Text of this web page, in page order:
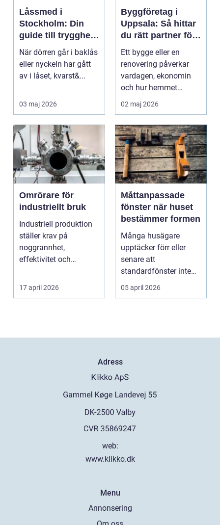
Låssmed i
Stockholm: Din
guide till trygghet
och säkerhet
När dörren går i baklås
eller nyckeln har gått
av i låset, kvarst&...
03 maj 2026
Byggföretag i
Uppsala: Så hittar
du rätt partner för
ditt projekt
Ett bygge eller en
renovering påverkar
vardagen, ekonomin
och hur hemmet
fungerar under l&arin...
02 maj 2026
Omrörare för
industriellt bruk
Industriell produktion
ställer krav på
noggrannhet,
effektivitet och
17 april 2026
Måttanpassade
fönster när huset
bestämmer formen
Många husägare
upptäcker förr eller
senare att
standardfönster inte
riktigt passar. Kanske
är huset ...
05 april 2026
Adress
web:
www.klikko.dk
Menu
Annonsering